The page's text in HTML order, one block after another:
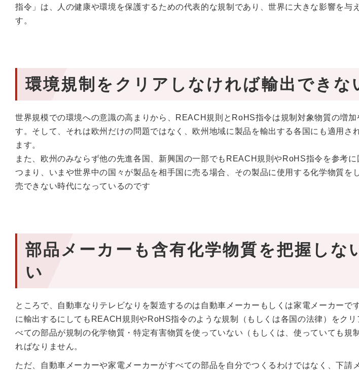
指令」は、人の健康や環境を保護するための代表的な規制であり、世界に大きな影響を与
す。
環境規制をクリアしなければ輸出できな
世界規模での環境への意識の高まりから、REACH規則とRoHS指令は規制対象物質の増加
す。そして、それは欧州だけの問題ではなく、欧州地域に製品を輸出する各国にも適用さ
ます。
また、欧州のみならず他の先進各国、新興国の一部でもREACH規則やRoHS指令を参考に
つまり、いまや世界中の国々が製品を相手国に売る場合、その製品に使用する化学物質を
売できない時代になっているのです
部品メーカーも含有化学物質を把握しな
い
ところで、自動車なりテレビなりを製造するのは自動車メーカーもしくは家電メーカーで
に輸出するにしてもREACH規則やRoHS指令のような規制（もしくは各国の法律）をク
べての部品が規制の化学物質・特定有害物質を使っていない（もしくは、使っていても規
ればなりません。
ただ、自動車メーカーや家電メーカーがすべての部品を自分でつくるわけではなく、下請